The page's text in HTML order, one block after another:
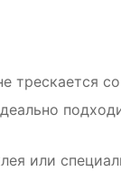
трескается
или